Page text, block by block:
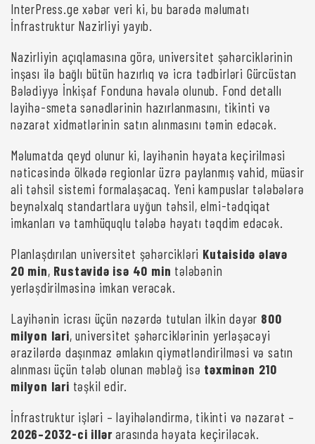
InterPress.ge xəbər veri ki, bu barədə məlumatı
İnfrastruktur Nazirliyi yayıb.
Nazirliyin açıqlamasına görə, universitet şəhərciklərinin
inşası ilə bağlı bütün hazırlıq və icra tədbirləri Gürcüstan
Bələdiyyə İnkişaf Fonduna həvalə olunub. Fond detallı
layihə-smeta sənədlərinin hazırlanmasını, tikinti və
nəzarət xidmətlərinin satın alınmasını təmin edəcək.
Məlumatda qeyd olunur ki, layihənin həyata keçirilməsi
nəticəsində ölkədə regionlar üzrə paylanmış vahid, müasir
ali təhsil sistemi formalaşacaq. Yeni kampuslar tələbələrə
beynəlxalq standartlara uyğun təhsil, elmi-tədqiqat
imkanları və tamhüquqlu tələbə həyatı təqdim edəcək.
Planlaşdırılan universitet şəhərcikləri Kutaisidə əlavə
20 min, Rustavidə isə 40 min tələbənin
yerləşdirilməsinə imkan verəcək.
Layihənin icrası üçün nəzərdə tutulan ilkin dəyər 800
milyon lari, universitet şəhərciklərinin yerləşəcəyi
ərazilərdə daşınmaz əmlakın qiymətləndirilməsi və satın
alınması üçün tələb olunan məbləğ isə təxminən 210
milyon lari təşkil edir.
İnfrastruktur işləri – layihələndirmə, tikinti və nəzarət –
2026–2032-ci illərarasında həyata keçiriləcək.